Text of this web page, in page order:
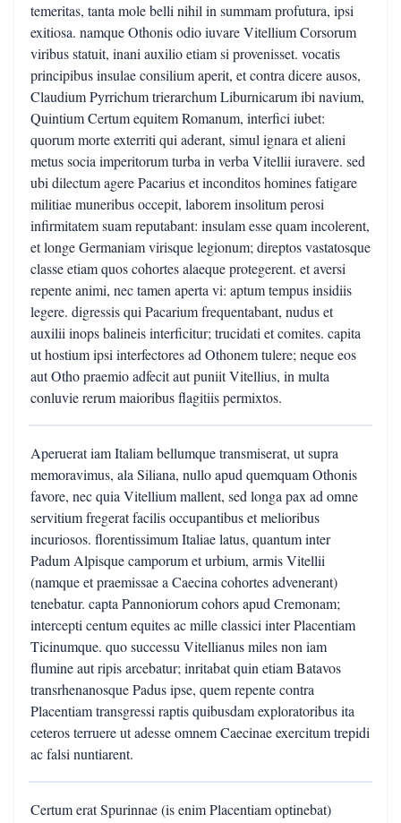
temeritas, tanta mole belli nihil in summam profutura, ipsi
exitiosa. namque Othonis odio iuvare Vitellium Corsorum
viribus statuit, inani auxilio etiam si provenisset. vocatis
principibus insulae consilium aperit, et contra dicere ausos,
Claudium Pyrrichum trierarchum Liburnicarum ibi navium,
Quintium Certum equitem Romanum, interfici iubet:
quorum morte exterriti qui aderant, simul ignara et alieni
metus socia imperitorum turba in verba Vitellii iuravere. sed
ubi dilectum agere Pacarius et inconditos homines fatigare
militiae muneribus occepit, laborem insolitum perosi
infirmitatem suam reputabant: insulam esse quam incolerent,
et longe Germaniam virisque legionum; direptos vastatosque
classe etiam quos cohortes alaeque protegerent. et aversi
repente animi, nec tamen aperta vi: aptum tempus insidiis
legere. digressis qui Pacarium frequentabant, nudus et
auxilii inops balineis interficitur; trucidati et comites. capita
ut hostium ipsi interfectores ad Othonem tulere; neque eos
aut Otho praemio adfecit aut puniit Vitellius, in multa
conluvie rerum maioribus flagitiis permixtos.
Aperuerat iam Italiam bellumque transmiserat, ut supra
memoravimus, ala Siliana, nullo apud quemquam Othonis
favore, nec quia Vitellium mallent, sed longa pax ad omne
servitium fregerat facilis occupantibus et melioribus
incuriosos. florentissimum Italiae latus, quantum inter
Padum Alpisque camporum et urbium, armis Vitellii
(namque et praemissae a Caecina cohortes advenerant)
tenebatur. capta Pannoniorum cohors apud Cremonam;
intercepti centum equites ac mille classici inter Placentiam
Ticinumque. quo successu Vitellianus miles non iam
flumine aut ripis arcebatur; inritabat quin etiam Batavos
transrhenanosque Padus ipse, quem repente contra
Placentiam transgressi raptis quibusdam exploratoribus ita
ceteros terruere ut adesse omnem Caecinae exercitum trepidi
ac falsi nuntiarent.
Certum erat Spurinnae (is enim Placentiam optinebat)